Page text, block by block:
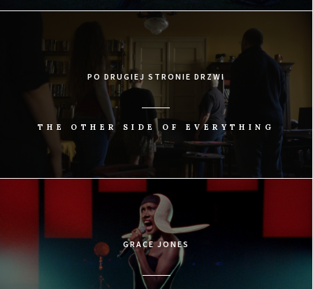
PO DRUGIEJ STRONIE DRZWI
THE OTHER SIDE OF EVERYTHING
GRACE JONES